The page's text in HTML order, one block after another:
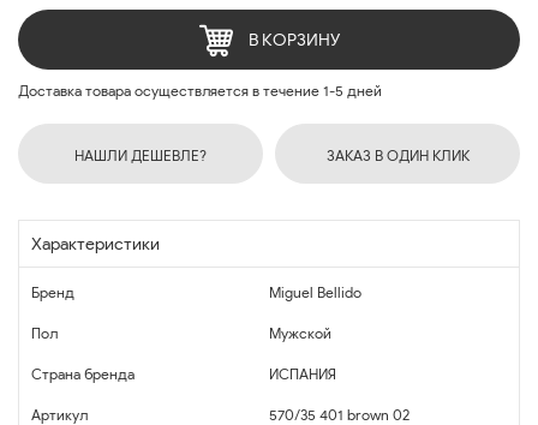
В КОРЗИНУ
Доставка товара осуществляется в течение 1-5 дней
НАШЛИ ДЕШЕВЛЕ? ЗАКАЗ В ОДИН КЛИК
Характеристики
Бренд Miguel Bellido
Пол Мужской
Страна бренда ИСПАНИЯ
Артикул 570/35 401 brown 02